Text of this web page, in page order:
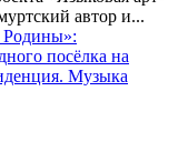
автор и...
Родины»:
посёлка на
Музыка